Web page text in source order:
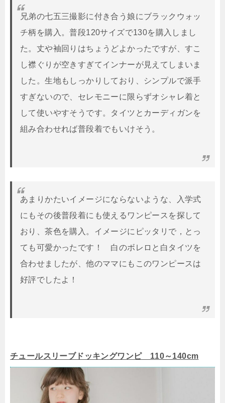
兄弟の七五三撮影に付き合う娘にブラックウォッ
チ柄を購入。普段120サイズで130を購入しまし
た。丈や袖回りはちょうどよかったですが、すこ
し襟ぐりが空きすぎてインナーが見えてしまいま
した。生地もしっかりしており、シンプルで派手
すぎないので、セレモニーに限らずオシャレ着と
して使いやすそうです。タイツとカーディガンを
組み合わせれば普段着でもいけそう。
あまりかたいイメージにならないような、入学式
にもその後普段着にも使えるワンピースを探して
おり、茶色を購入。イメージにピッタリで，とっ
ても可愛かったです！ 白のボレロと白タイツを
合わせましたが、他のママにもこのワンピースは
好評でしたよ！
チュールスリーブドッキングワンピ 110～140cm